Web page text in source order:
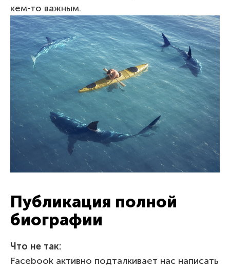
кем-то важным.
Публикация полной
биографии
Что не так:
Facebook активно подталкивает нас написать